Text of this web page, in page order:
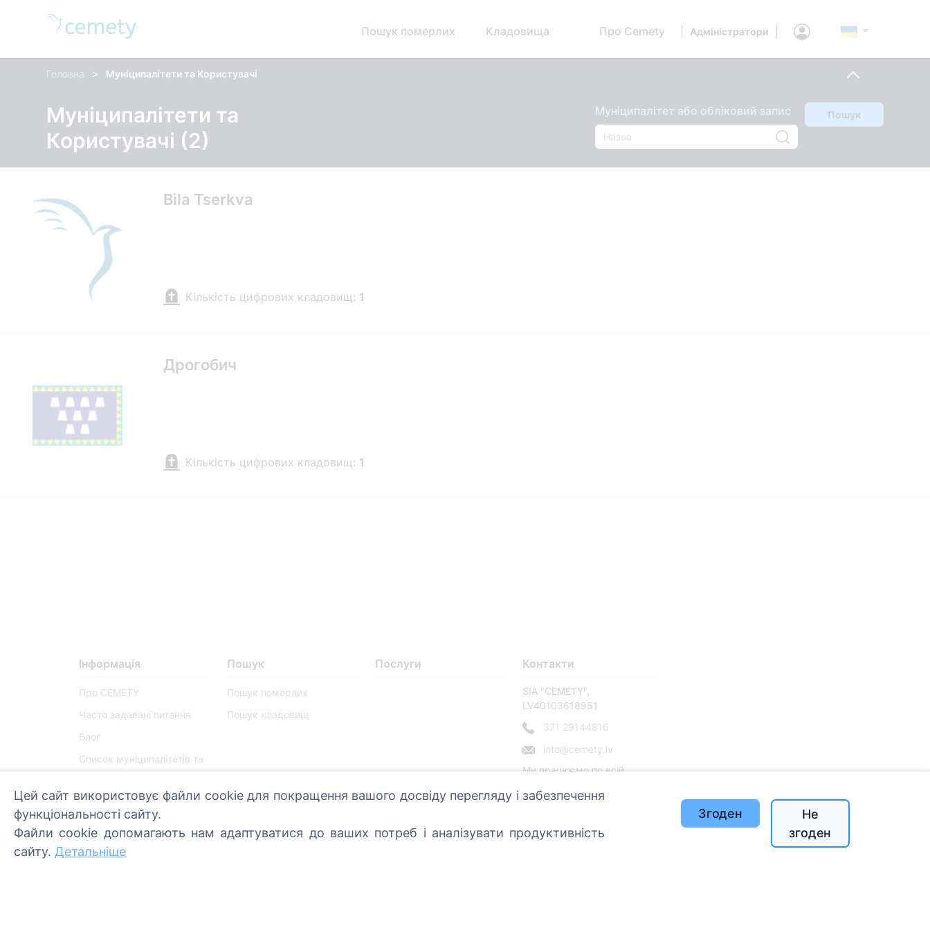
Пошук померлих Кладовища Про Cemety Адміністратори
Головна > Муніципалітети та Користувачі
Муніципалітети та
Користувачі (2)
Муніципалітет або обліковий запис Пошук
Bila Tserkva
Кількість цифрових кладовищ: 1
Дрогобич
Кількість цифрових кладовищ: 1
Інформація
Про CEMETY
Часто задавані питання
Блог
Список муніципалітетів та
Політика конфіденційності
Політика платежів
Налаштування файлів
cookie
Пошук
Пошук померлих
Пошук кладовищ
Послуги Контакти
SIA "CEMETY",
LV40103618951
371 29144816
info@cemety.lv
Ми працюємо по всій
Цей сайт використовує файли cookie для покращення вашого досвіду перегляду і забезпечення
функціональності сайту.
Файли cookie допомагають нам адаптуватися до ваших потреб і аналізувати продуктивність
сайту. Детальніше
Згоден
Не
згоден